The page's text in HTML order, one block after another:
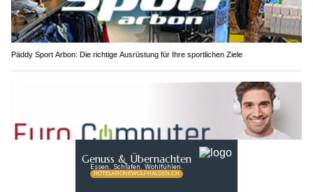
Päddy Sport Arbon: Die richtige Ausrüstung für Ihre sportlichen Ziele